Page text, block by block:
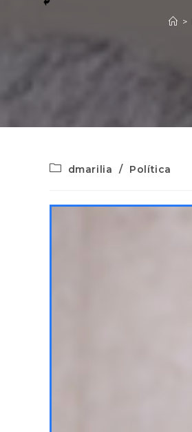
>
dmarilia / Política